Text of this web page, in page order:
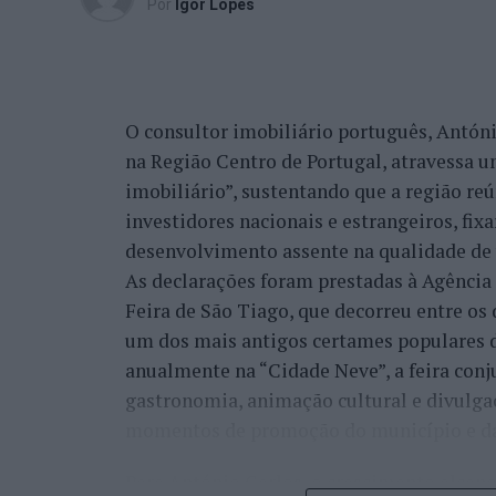
Por Ígor Lopes
O consultor imobiliário português,
na Região Centro de Portugal, atravessa
imobiliário”, sustentando que a região
investidores nacionais e estrangeiros,
desenvolvimento assente na qualidade
As declarações foram prestadas à
Feira de São Tiago, que decorreu entre
um dos mais antigos certames
anualmente na “Cidade Neve”, a feira
gastronomia, animação cultural e
Para António Carlos, o crescimento